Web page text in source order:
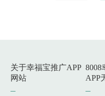
关于幸福宝推广APP
网站
8008
APP